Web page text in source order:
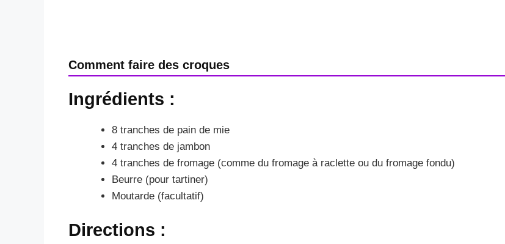
Comment faire des croques
Ingrédients :
8 tranches de pain de mie
4 tranches de jambon
4 tranches de fromage (comme du fromage à raclette ou du fromage fondu)
Beurre (pour tartiner)
Moutarde (facultatif)
Directions :